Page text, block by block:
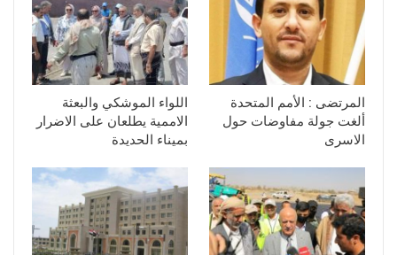
المرتضى : الأمم المتحدة
ألغت جولة مفاوضات حول
الاسرى
اللواء الموشكي والبعثة
الاممية يطلعان على الاضرار
بميناء الحديدة